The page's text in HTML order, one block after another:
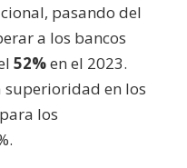
pasando del
a los bancos
52%en el 2023.
superioridad en los
los